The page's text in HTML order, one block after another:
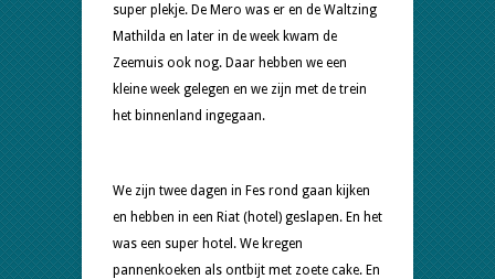
super plekje. De Mero was er en de Waltzing
Mathilda en later in de week kwam de
Zeemuis ook nog. Daar hebben we een
kleine week gelegen en we zijn met de trein
het binnenland ingegaan.
We zijn twee dagen in Fes rond gaan kijken
en hebben in een Riat (hotel) geslapen. En het
was een super hotel. We kregen
pannenkoeken als ontbijt met zoete cake. En